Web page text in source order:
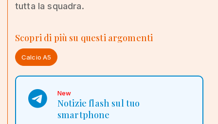
tutta la squadra.
Scopri di più su questi argomenti
Calcio A5
New
Notizie flash sul tuo
smartphone